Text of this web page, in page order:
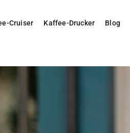
Cruiser Kaffee-Drucker Blog